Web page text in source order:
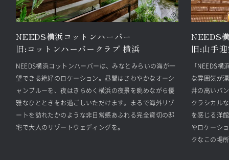
NEEDS横浜コットンハーバー
旧: コットンハーバークラブ 横浜
NEEDS横浜コットンハーバーは、みなとみらいの海が一
望できる絶好のロケーション。昼間はさわやかなオーシ
ャンブルーを、夜はきらめく横浜の夜景を眺めながら優
雅なひとときをお過ごしいただけます。まるで海外リゾ
ートを訪れたかのような非日常感あふれる完全貸切の邸
宅で大人のリゾートウェディングを。
NEEDS
旧:山手
「NEEDS
な雰囲気が
井の高いバ
クラシカル
を感じる洋
やロケーシ
クなこの場